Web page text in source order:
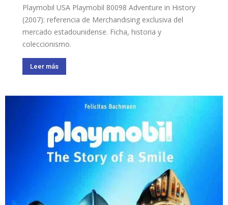
Playmobil USA Playmobil 80098 Adventure in History
(2007): referencia de Merchandising exclusiva del
mercado estadounidense. Ficha, historia y
coleccionismo.
Leer más